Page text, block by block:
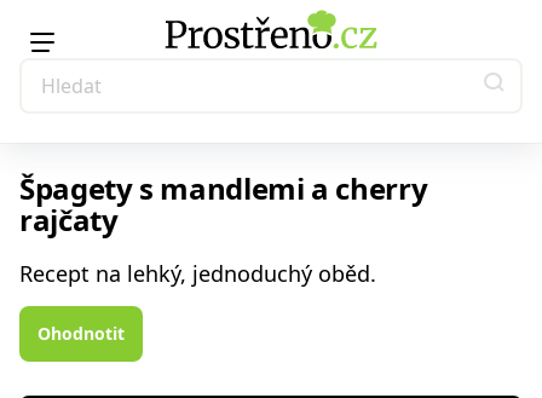
Špagety s mandlemi a cherry
rajčaty
Recept na lehký, jednoduchý oběd.
Ohodnotit